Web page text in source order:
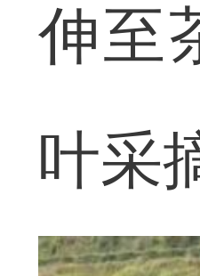
伸至
叶采